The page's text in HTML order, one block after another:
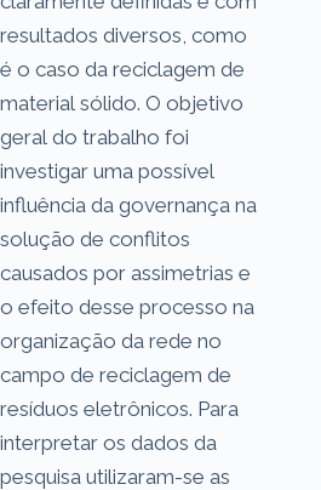
resultados diversos, como
é o caso da reciclagem de
material sólido. O objetivo
geral do trabalho foi
investigar uma possível
influência da governança na
solução de conflitos
causados por assimetrias e
o efeito desse processo na
organização da rede no
campo de reciclagem de
resíduos eletrônicos. Para
interpretar os dados da
pesquisa utilizaram-se as